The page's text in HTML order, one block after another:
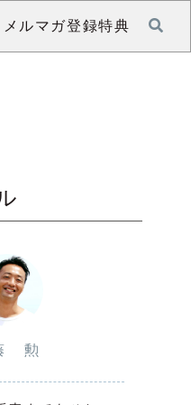
ルマガ登録特典
勲